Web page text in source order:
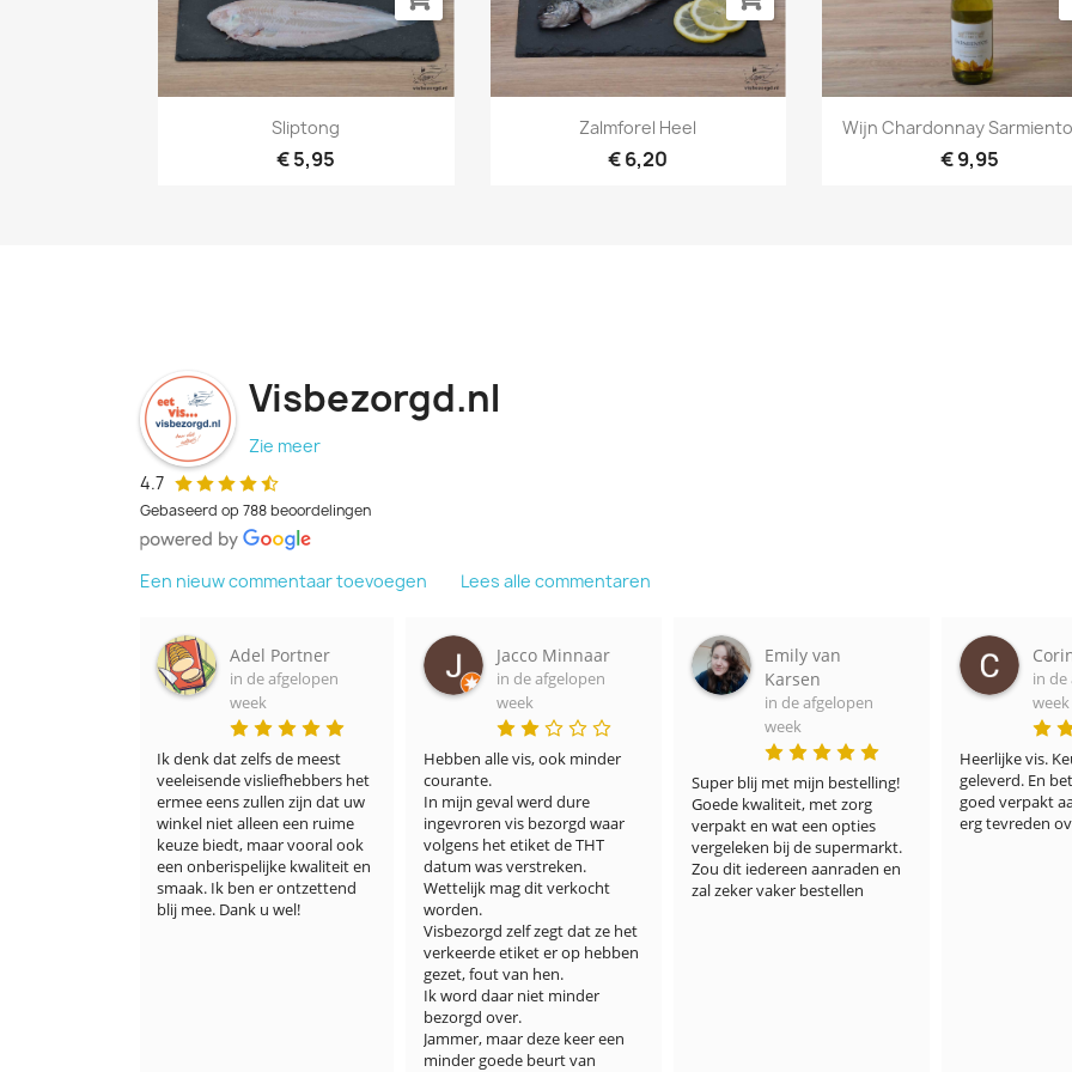
Snel bekijken
Sliptong
€ 5,95
Snel bekijken
Zalmforel Heel
€ 6,20
Snel bekijken
Wijn Chardonnay
€ 9,95
Visbezorgd.nl
Zie meer
4.7
Gebaseerd op 788 beoordelingen
Een nieuw commentaar toevoegen Lees alle commentaren
Jacco Minnaar
in de afgelopen
week
Hebben alle vis, ook minder
courante.
In mijn geval werd dure
ingevroren vis bezorgd waar
volgens het etiket de THT
datum was verstreken.
Wettelijk mag dit verkocht
worden.
Emily van
Karsen
in de afgelopen
week
Super blij met mijn bestelling!
Goede kwaliteit, met zorg
verpakt en wat een opties
vergeleken bij de supermarkt.
Zou dit iedereen aanraden en
zal zeker vaker bestellen
Corine Thier
in de afgelopen
week
Heerlijke vis. Keurig op tijd
geleverd. En betaalbaar. Komt
goed verpakt aan. We zijn er
erg tevreden over.
in de
week
Super, lekker .
goed verpakt
fijn vond, dat
schoongemaakt